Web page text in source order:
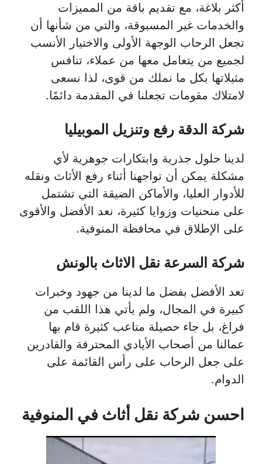
أكثر بلاغة، مع تقديم باقة من المميزات
والخدمات غير المسبوقة، والتي من شأنها أن
تجعل الرحاب الوجهة الأولى والاختيار الأنسب
لجميع من يتعامل معها من عملاء، تنافس
مثيلاتها بكل ما نملك من قوى، لذا نسعى
لامتلاك مقومات تجعلنا في المقدمة دائمًا.
شركة الدقة رفع وتنزيل الموبيليا
لدينا حلول جذرية وابتكارات جوهرية لأي
مشكلة يمكن أن تواجهنا أثناء رفع الأثاث ونقله
للأدوار العليا، والأماكن الضيقة التي تشتمل
على منحنيات وزوايا كثيرة، نعد الأفضل والأقوى
على الإطلاق في محافظة المنوفية.
شركة السرعة نقل الاثاث بالونش
تعد الأفضل بفضل ما لدينا من جهود وخبرات
كبيرة في المجال، ولم يأتي هذا اللقب من
فراغ، بل جاء حصيلة متاعب كثيرة قام بها
عمالنا من أصحاب الأيادي المحترفة والقادرين
على جعل الرحاب على رأس القائمة على
الدوام.
احسن شركة نقل أثاث في المنوفية